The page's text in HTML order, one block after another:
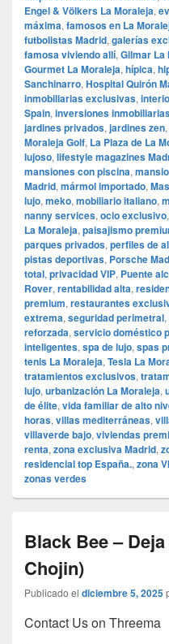
Engel & Völkers La Moraleja,
máxima, famosos en La
futbolistas Madrid, galerías
famosa viviendo allí, Gilmar La
Gourmet La Moraleja, hípica,
Sanchinarro, Hospital Quirón
inmobiliarias exclusivas,
Spain, inversiones
jardines privados, jardines zen,
Moraleja Golf, La Plaza de La
lujoso, lifestyle magazines
mansiones con piscina,
Madrid, mármol importado,
lujo, meko, mobiliario italiano,
nanny services, ocio exclusivo,
La Moraleja, paisajismo
parques privados, perfiles de
pistas deportivas, Porsche
total, privacidad VIP, Puente
Rover, rentabilidad alta,
premium, restaurantes
extrema, seguridad perimetral,
reforzada, servicio doméstico
inteligentes, spa de lujo, spas
tenis La Moraleja, Tesla La
tratamientos exclusivos,
lujo, urbanización La Moraleja,
de élite, vida familiar de alto
horas, villas mediterráneas,
villaverde bajo, viviendas
renta, zona exclusiva Madrid,
residencial top España., zona
zonas verdes
Black Bee –
Chojin)
Publicado el diciembre 5, 2025
Contact Us on Threema